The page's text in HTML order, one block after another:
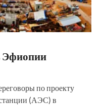
Эфиопии
по проекту
(АЭС) в